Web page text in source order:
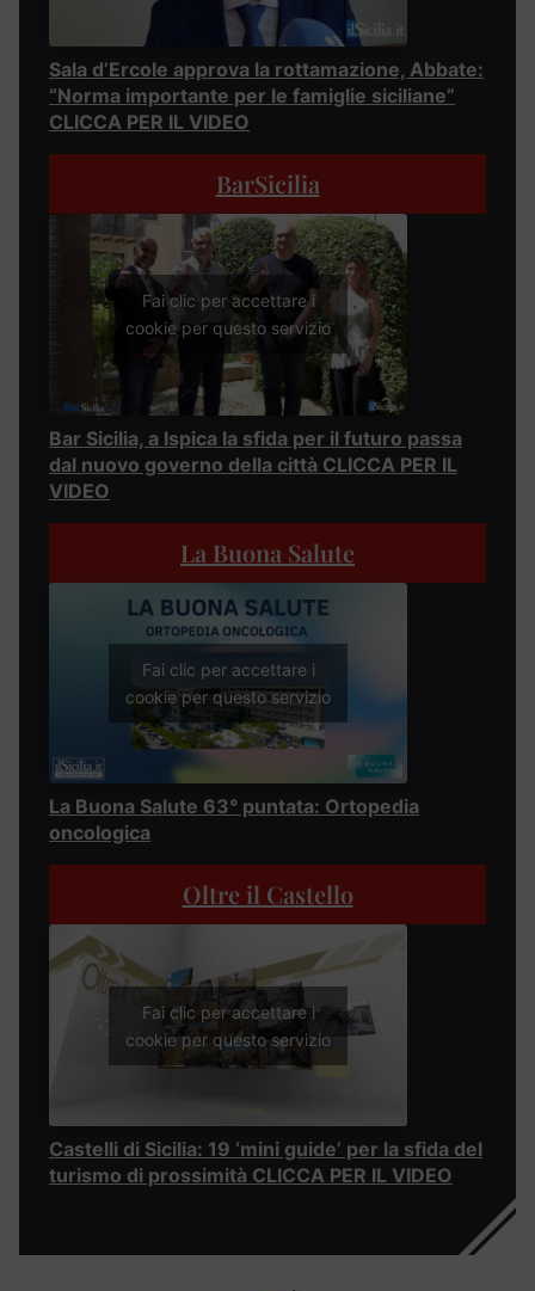
Sala d’Ercole approva la rottamazione, Abbate:
“Norma importante per le famiglie siciliane”
CLICCA PER IL VIDEO
BarSicilia
Fai clic per accettare i
cookie per questo servizio
Bar Sicilia, a Ispica la sfida per il futuro passa
dal nuovo governo della città CLICCA PER IL
VIDEO
La Buona Salute
Fai clic per accettare i
cookie per questo servizio
La Buona Salute 63° puntata: Ortopedia
oncologica
Oltre il Castello
Fai clic per accettare i
cookie per questo servizio
Castelli di Sicilia: 19 ‘mini guide’ per la sfida del
turismo di prossimità CLICCA PER IL VIDEO